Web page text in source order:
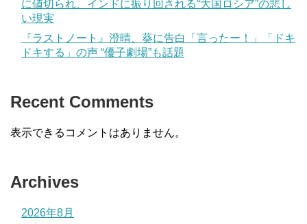
に値切られ、インドに振り回される“大国ロシア”の悲し
い現実
『ラストノート』澄晴、葵に告白「言ったー！」「ドキ
ドキする」の声 “優子劇場”も話題
Recent Comments
表示できるコメントはありません。
Archives
2026年8月